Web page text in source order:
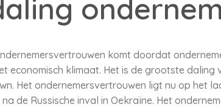
komt doordat
economisch klimaat. Het is de grootste
Het ondernemersvertrouwen ligt nu op het
de Russische inval in Oekraïne. Het